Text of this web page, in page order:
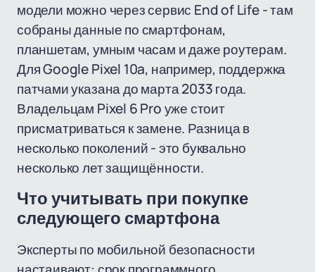
модели можно через сервис End of Life - там
собраны данные по смартфонам,
планшетам, умным часам и даже роутерам.
Для Google Pixel 10a, например, поддержка
патчами указана до марта 2033 года.
Владельцам Pixel 6 Pro уже стоит
присматриваться к замене. Разница в
несколько поколений - это буквально
несколько лет защищённости.
Что учитывать при покупке
следующего смартфона
Эксперты по мобильной безопасности